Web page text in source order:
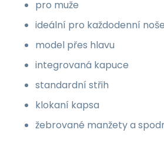
pro muže
ideální pro každodenní
model přes hlavu
integrovaná kapuce
standardní střih
klokaní kapsa
žebrované manžety a